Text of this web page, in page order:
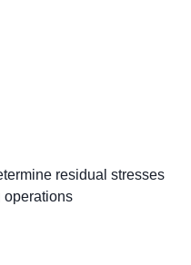
residual stresses
operations